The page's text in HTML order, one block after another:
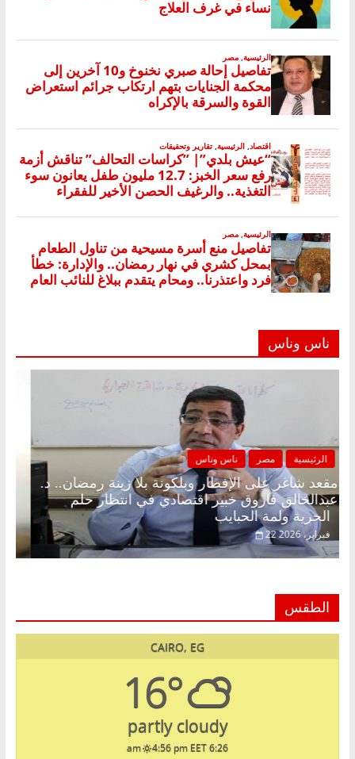
ناس وناس
الرئيسية مصر ناس وناس
مقعد شاغر على الإفطار وبلكونة بلا زينة رمضان.. د.
عبدالخالق فاروق خبير اقتصادي في انتظار حلم
الحرية ولمة الحبايب
22 فبراير، 2026
الطقس
CAIRO, EG
16°
partly cloudy
6:26 am
4:56 pm EET